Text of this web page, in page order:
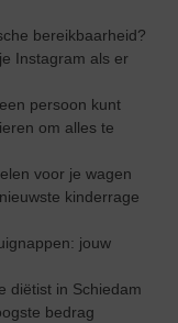
bereikbaarheid?
Instagram als er
persoon kunt
om alles te
voor je wagen
kinderrage
jouw
diëtist in Schiedam
bedrag